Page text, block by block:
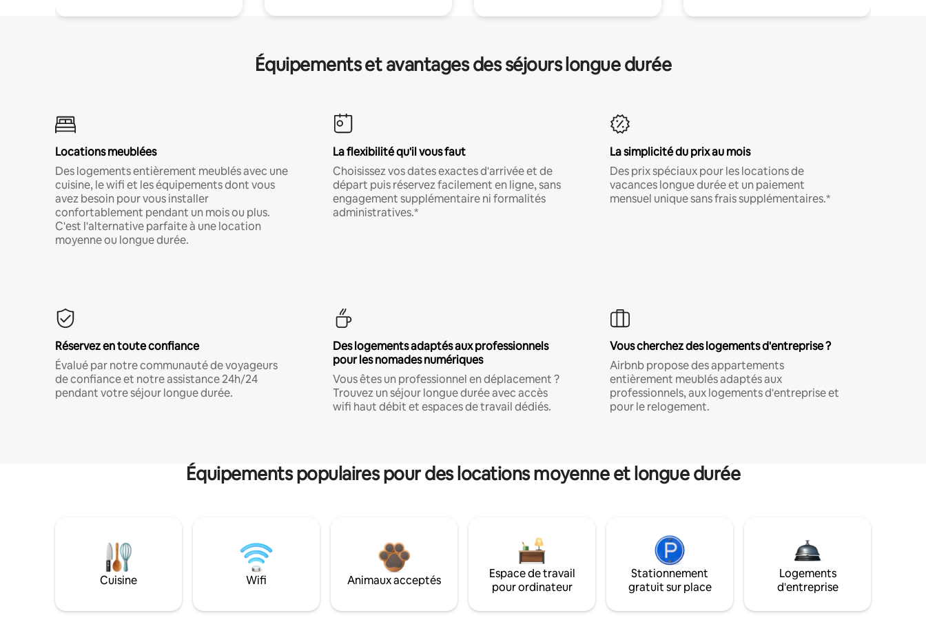
Équipements et avantages des séjours longue durée
Locations meublées
Des logements entièrement meublés avec une
cuisine, le wifi et les équipements dont vous
avez besoin pour vous installer
confortablement pendant un mois ou plus.
C'est l'alternative parfaite à une location
moyenne ou longue durée.
La flexibilité qu'il vous faut
Choisissez vos dates exactes d'arrivée et de
départ puis réservez facilement en ligne, sans
engagement supplémentaire ni formalités
administratives.*
La simplicité du prix au mois
Des prix spéciaux pour les locations de
vacances longue durée et un paiement
mensuel unique sans frais supplémentaires.*
Réservez en toute confiance
Évalué par notre communauté de voyageurs
de confiance et notre assistance 24h/24
pendant votre séjour longue durée.
Des logements adaptés aux professionnels
pour les nomades numériques
Vous êtes un professionnel en déplacement ?
Trouvez un séjour longue durée avec accès
wifi haut débit et espaces de travail dédiés.
Vous cherchez des logements d'entreprise ?
Airbnb propose des appartements
entièrement meublés adaptés aux
professionnels, aux logements d'entreprise et
pour le relogement.
Équipements populaires pour des locations moyenne et longue durée
Cuisine Wifi Animaux acceptés
Espace de travail
pour ordinateur
Stationnement
gratuit sur place
Logements
d'entreprise